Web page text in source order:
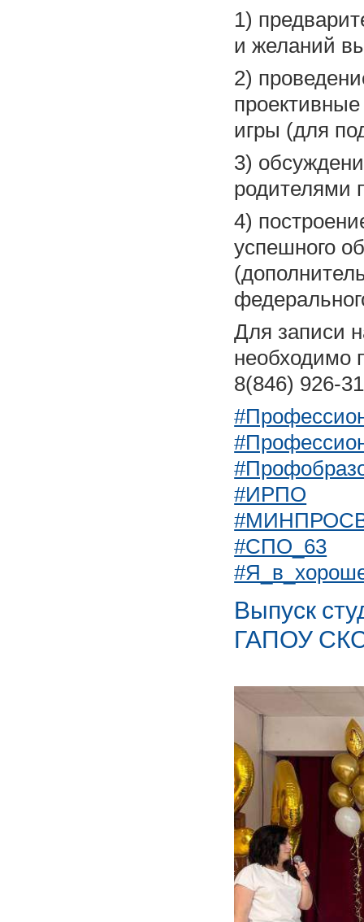
1)
и желаний
2)
игры (для
3)
родителями
4)
успешного
Для записи
необходимо
8(846) 926-
#ИРПО
#СПО_63
Выпуск
ГАПОУ